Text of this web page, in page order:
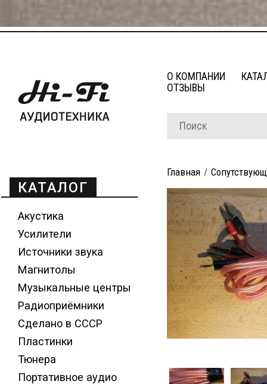
О КОМПАНИИ
ОТЗЫВЫ
КАТАЛОГ
Акустика
Усилители
Источники звука
Магнитолы
Музыкальные центры
Радиоприёмники
Сделано в СССР
Пластинки
Тюнера
Портативное аудио
Главная